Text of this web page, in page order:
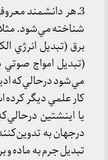
3ـ هر دانشمند
شناخته مي‌شود.
برق (تبديل انرژي
(تبديل امواج
كار علمي ديگر كرده
يا اينشتين
درجهان به
تبديل جرم به